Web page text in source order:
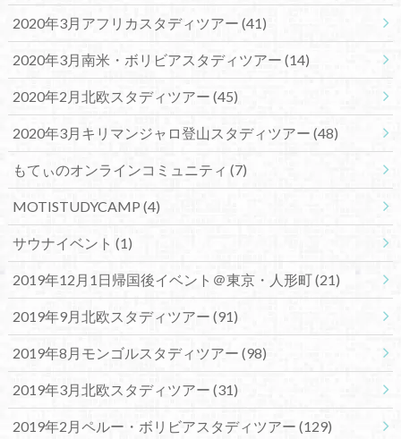
2020年3月アフリカスタディツアー (41)
2020年3月南米・ボリビアスタディツアー (14)
2020年2月北欧スタディツアー (45)
2020年3月キリマンジャロ登山スタディツアー (48)
もてぃのオンラインコミュニティ (7)
MOTISTUDYCAMP (4)
サウナイベント (1)
2019年12月1日帰国後イベント＠東京・人形町(21)
2019年9月北欧スタディツアー (91)
2019年8月モンゴルスタディツアー (98)
2019年3月北欧スタディツアー (31)
2019年2月ペルー・ボリビアスタディツアー (129)